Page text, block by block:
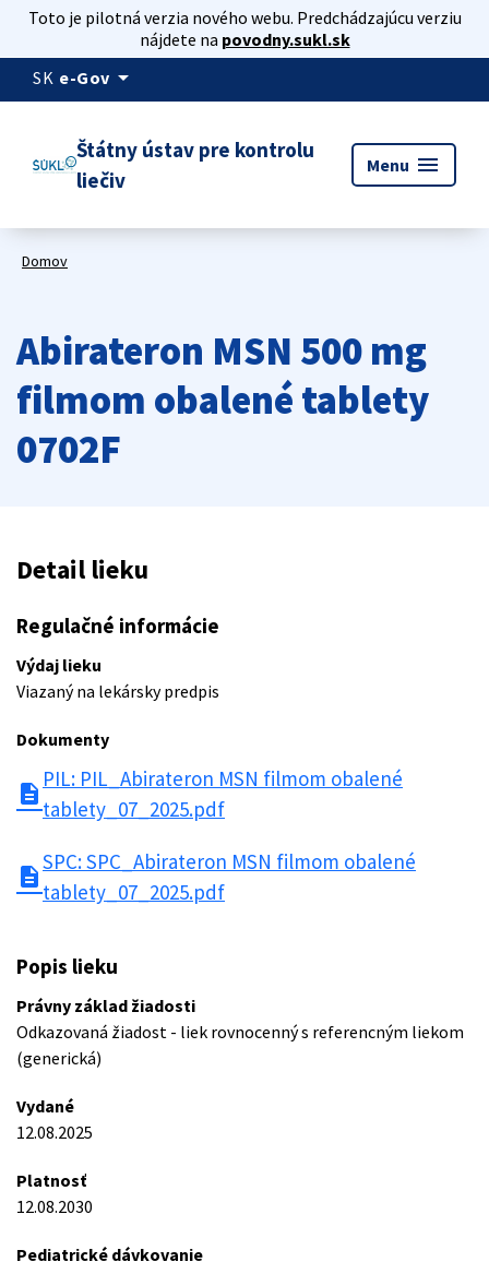
Toto je pilotná verzia nového webu. Predchádzajúcu verziu
nájdete na povodny.sukl.sk
SK e-Gov arrow_drop_down
Štátny ústav pre kontrolu
liečiv
Menu menu
Domov
Abirateron MSN 500 mg
filmom obalené tablety
0702F
Detail lieku
Regulačné informácie
Výdaj lieku
Viazaný na lekársky predpis
Dokumenty
description
PIL: PIL_Abirateron MSN filmom obalené
tablety_07_2025.pdf
description
SPC: SPC_Abirateron MSN filmom obalené
tablety_07_2025.pdf
Popis lieku
Právny základ žiadosti
Odkazovaná žiadost - liek rovnocenný s referencným liekom
(generická)
Vydané
12.08.2025
Platnosť
12.08.2030
Pediatrické dávkovanie